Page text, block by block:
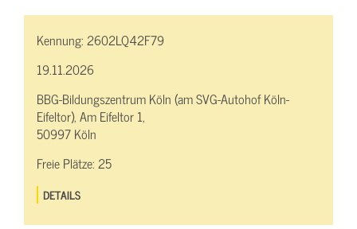
Kennung:2602LQ42F79
19.11.2026
BBG-Bildungszentrum Köln (am SVG-Autohof Köln-
Eifeltor), Am Eifeltor 1,
50997 Köln
Freie Plätze:25
DETAILS